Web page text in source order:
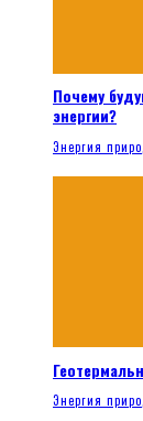
Почему
энергии?
Энергия
Энергия